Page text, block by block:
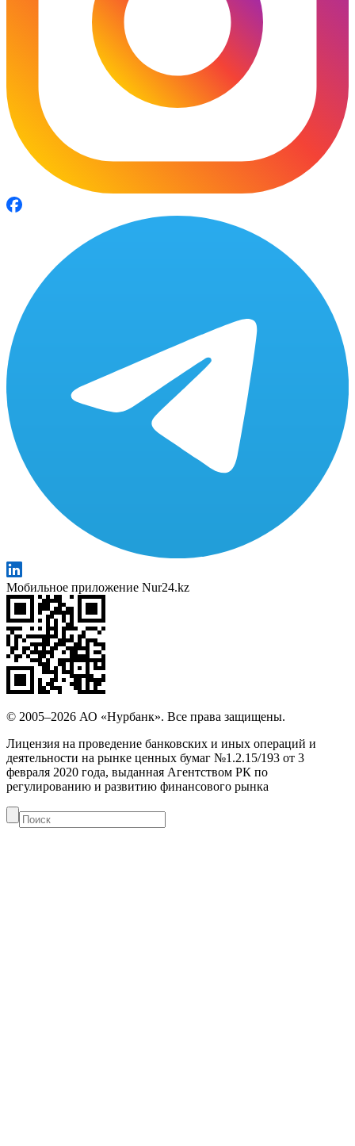
Мобильное приложение Nur24.kz
© 2005–2026 АО «Нурбанк». Все права защищены.
Лицензия на проведение банковских и иных операций и
деятельности на рынке ценных бумаг №1.2.15/193 от 3
февраля 2020 года, выданная Агентством РК по
регулированию и развитию финансового рынка